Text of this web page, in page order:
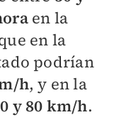
en la
en la
podrían
h, y en la
y 80 km/h.